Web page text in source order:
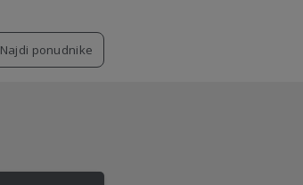
Najdi ponudnike